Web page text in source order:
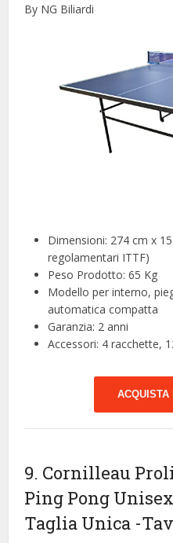
By NG Biliardi
Dimensioni: 274 cm x
regolamentari ITTF)
Peso Prodotto: 65 Kg
Modello per interno,
automatica compatta
Garanzia: 2 anni
Accessori: 4 racchette,
ACQUISTA
9. Cornilleau
Ping Pong
Taglia Unica -